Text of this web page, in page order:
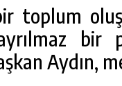
toplum
bir
Aydın,